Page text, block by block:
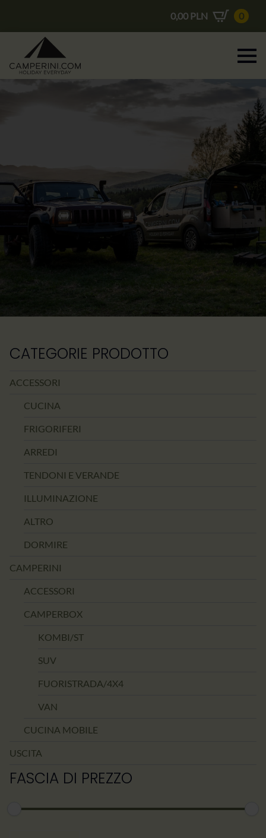
0,00 PLN 0
CATEGORIE PRODOTTO
ACCESSORI
CUCINA
FRIGORIFERI
ARREDI
TENDONI E VERANDE
ILLUMINAZIONE
ALTRO
DORMIRE
CAMPERINI
ACCESSORI
CAMPERBOX
KOMBI/ST
SUV
FUORISTRADA/4X4
VAN
CUCINA MOBILE
USCITA
FASCIA DI PREZZO